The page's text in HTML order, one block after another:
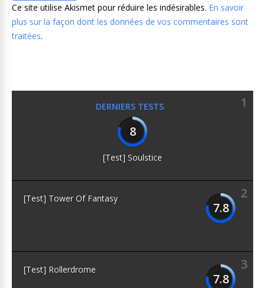
Ce site utilise Akismet pour réduire les indésirables. En savoir
plus sur la façon dont les données de vos commentaires sont
traitées.
DERNIERS TESTS
1
8
[Test] Soulstice
2
7.8
[Test] Tower Of Fantasy
3
7.8
[Test] Rollerdrome